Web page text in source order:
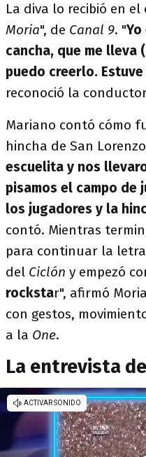
La diva lo recibió en
Moria", de Canal 9. "
cancha, que me lleva
puedo creerlo.
reconoció la
Mariano contó cómo
hincha de San
escuelita y nos
pisamos el campo de
los jugadores y la
contó. Mientras
para continuar la
del Ciclón y empezó
rockstar", afirmó
con gestos,
a la One.
La entrevista